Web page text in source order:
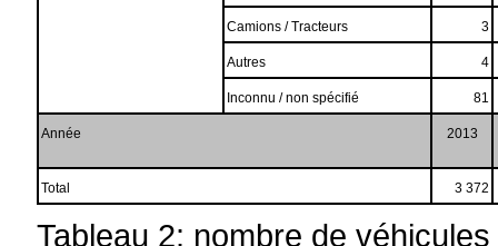
Camions / Tracteurs 3
Autres 4
Inconnu / non spécifié 81
Année 2013
Total 3 372
Tableau 2: nombre de